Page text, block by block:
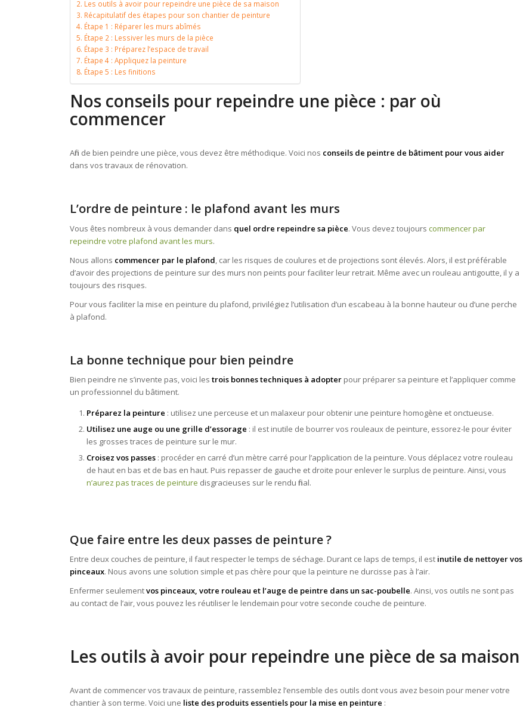
Les outils à avoir pour repeindre une pièce de sa maison
Récapitulatif des étapes pour son chantier de peinture
Étape 1 : Réparer les murs abîmés
Étape 2 : Lessiver les murs de la pièce
Étape 3 : Préparez l’espace de travail
Étape 4 : Appliquez la peinture
Étape 5 : Les finitions
Nos conseils pour repeindre une pièce : par où
commencer
Afin de bien peindre une pièce, vous devez être méthodique. Voici nos conseils de peintre de bâtiment pour vous aider
dans vos travaux de rénovation.
L’ordre de peinture : le plafond avant les murs
Vous êtes nombreux à vous demander dans quel ordre repeindre sa pièce. Vous devez toujourscommencer par
repeindre votre plafond avant les murs.
Nous allons commencer par le plafond , car les risques de coulures et de projections sont élevés. Alors, il est préférable
d’avoir des projections de peinture sur des murs non peints pour faciliter leur retrait. Même avec un rouleau antigoutte, il y a
toujours des risques.
Pour vous faciliter la mise en peinture du plafond, privilégiez l’utilisation d’un escabeau à la bonne hauteur ou d’une perche
à plafond.
La bonne technique pour bien peindre
Bien peindre ne s’invente pas, voici lestrois bonnes techniques à adopter pour préparer sa peinture et l’appliquer comme
un professionnel du bâtiment.
Préparez la peinture : utilisez une perceuse et un malaxeur pour obtenir une peinture homogène et onctueuse.
Utilisez une auge ou une grille d’essorage : il est inutile de bourrer vos rouleaux de peinture, essorez-le pour éviter
les grosses traces de peinture sur le mur.
Croisez vos passes : procéder en carré d’un mètre carré pour l’application de la peinture. Vous déplacez votre rouleau
de haut en bas et de bas en haut. Puis repasser de gauche et droite pour enlever le surplus de peinture. Ainsi, vous
n’aurez pas traces de peinture disgracieuses sur le rendu final.
Que faire entre les deux passes de peinture ?
Entre deux couches de peinture, il faut respecter le temps de séchage. Durant ce laps de temps, il est inutile de nettoyer vos
pinceaux. Nous avons une solution simple et pas chère pour que la peinture ne durcisse pas à l’air.
Enfermer seulementvos pinceaux, votre rouleau et l’auge de peintre dans un sac-poubelle. Ainsi, vos outils ne sont pas
au contact de l’air, vous pouvez les réutiliser le lendemain pour votre seconde couche de peinture.
Les outils à avoir pour repeindre une pièce de sa maison
Avant de commencer vos travaux de peinture, rassemblez l’ensemble des outils dont vous avez besoin pour mener votre
chantier à son terme. Voici une liste des produits essentiels pour la mise en peinture :